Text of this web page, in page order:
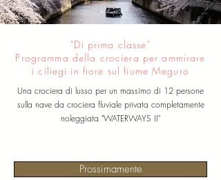
"Di prima classe"
Programma della crociera per ammirare
i ciliegi in fiore sul fiume Meguro
Una crociera di lusso per un massimo di 12 persone
sulla nave da crociera fluviale privata completamente
noleggiata "WATERWAYS II"
Prossimamente